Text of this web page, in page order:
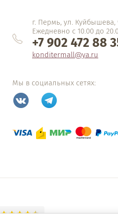
г. Пермь, ул. Куйбышева,
Ежедневно с 10.00 до
+7 902 472 88
konditermall@ya.ru
Мы в социальных сетях: